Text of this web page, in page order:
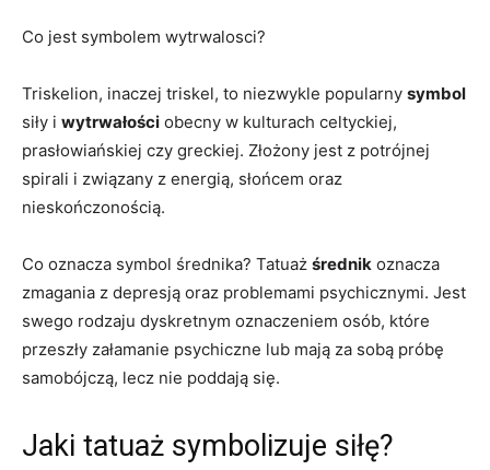
Co jest symbolem wytrwalosci?
Triskelion, inaczej triskel, to niezwykle popularny symbol
siły i wytrwałości obecny w kulturach celtyckiej,
prasłowiańskiej czy greckiej. Złożony jest z potrójnej
spirali i związany z energią, słońcem oraz
nieskończonością.
Co oznacza symbol średnika? Tatuaż średnik oznacza
zmagania z depresją oraz problemami psychicznymi. Jest
swego rodzaju dyskretnym oznaczeniem osób, które
przeszły załamanie psychiczne lub mają za sobą próbę
samobójczą, lecz nie poddają się.
Jaki tatuaż symbolizuje siłę?